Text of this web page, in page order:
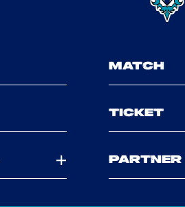
MATCH
TICKET
PARTNER